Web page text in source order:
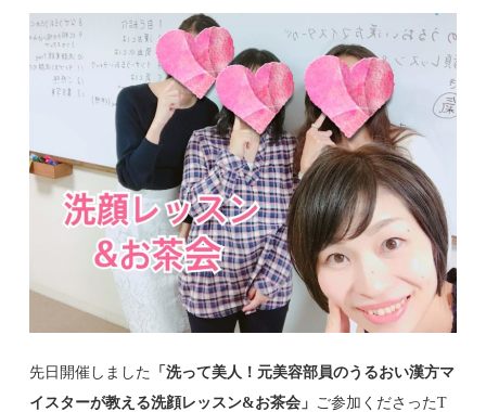
先日開催しました
「洗って美人！元美容部員のうるおい漢方マ
イスターが教える洗顔レッスン&お茶会 」 ご参加くださったT